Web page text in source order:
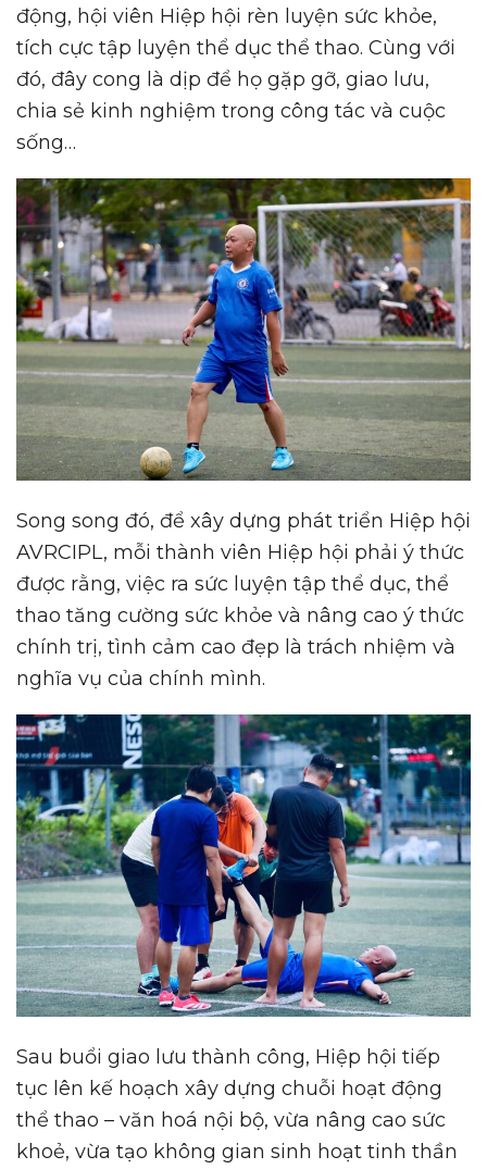
động, hội viên Hiệp hội rèn luyện sức khỏe,
tích cực tập luyện thể dục thể thao. Cùng với
đó, đây cong là dịp để họ gặp gỡ, giao lưu,
chia sẻ kinh nghiệm trong công tác và cuộc
sống…
Song song đó, để xây dựng phát triển Hiệp hội
AVRCIPL, mỗi thành viên Hiệp hội phải ý thức
được rằng, việc ra sức luyện tập thể dục, thể
thao tăng cường sức khỏe và nâng cao ý thức
chính trị, tình cảm cao đẹp là trách nhiệm và
nghĩa vụ của chính mình.
Sau buổi giao lưu thành công, Hiệp hội tiếp
tục lên kế hoạch xây dựng chuỗi hoạt động
thể thao – văn hoá nội bộ, vừa nâng cao sức
khoẻ, vừa tạo không gian sinh hoạt tinh thần